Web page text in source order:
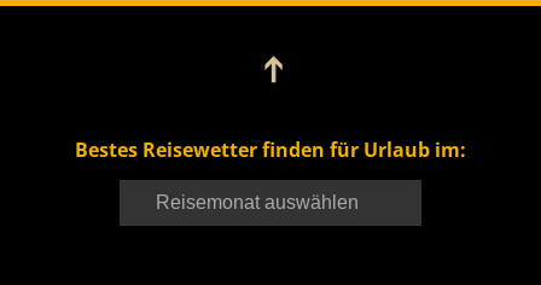
➔
Bestes Reisewetter finden für Urlaub im: